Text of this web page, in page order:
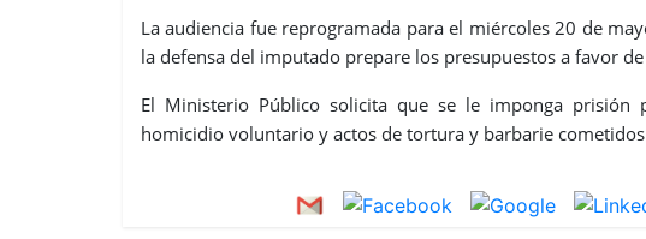
La audiencia fue reprogramada para el miércoles 20 de
la defensa del imputado prepare los presupuestos a favor
El Ministerio Público solicita que se le imponga prisión
homicidio voluntario y actos de tortura y barbarie